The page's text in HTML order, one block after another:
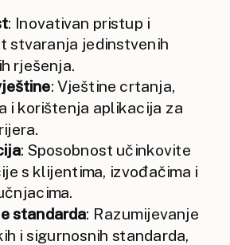
: Inovativan pristup i
stvaranja jedinstvenih
rješenja.
: Vještine crtanja,
i korištenja aplikacija za
: Sposobnost učinkovite
s klijentima, izvođačima i
standarda: Razumijevanje
i sigurnosnih standarda,